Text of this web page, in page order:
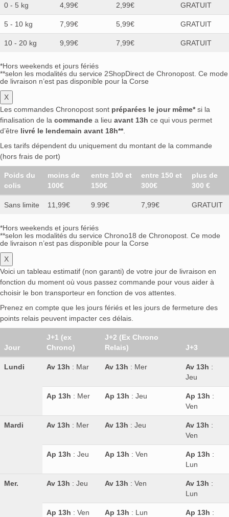
0 - 5 kg 4,99€ 2,99€ GRATUIT
5 - 10 kg 7,99€ 5,99€ GRATUIT
10 - 20 kg 9,99€ 7,99€ GRATUIT
*Hors weekends et jours fériés
**selon les modalités du service 2ShopDirect de Chronopost. Ce mode
de livraison n’est pas disponible pour la Corse
X
Les commandes Chronopost sont préparées le jour même*si la
finalisation de la commande a lieu avant 13h ce qui vous permet
d’être livré le lendemain avant 18h**.
Les tarifs dépendent du uniquement du montant de la commande
(hors frais de port)
Poids du
colis
moins de
100€
entre 100 et
150€
entre 150 et
300€
plus de
300 €
Sans limite 11,99€ 9.99€ 7,99€ GRATUIT
*Hors weekends et jours fériés
**selon les modalités du service Chrono18 de Chronopost. Ce mode
de livraison n’est pas disponible pour la Corse
X
Voici un tableau estimatif (non garanti) de votre jour de livraison en
fonction du moment où vous passez commande pour vous aider à
choisir le bon transporteur en fonction de vos attentes.
Prenez en compte que les jours fériés et les jours de fermeture des
points relais peuvent impacter ces délais.
Jour
J+1 (ex
Chrono)
J+2 (Ex Chrono
Relais)
J+3
Lundi Av 13h : Mar Av 13h : Mer Av 13h :
Jeu
Ap 13h : Mer Ap 13h : Jeu Ap 13h :
Ven
Mardi Av 13h : Mer Av 13h : Jeu Av 13h :
Ven
Ap 13h : Jeu Ap 13h : Ven Ap 13h :
Lun
Mer. Av 13h : Jeu Av 13h : Ven Av 13h :
Lun
Ap 13h : Ven Ap 13h : Lun Ap 13h :